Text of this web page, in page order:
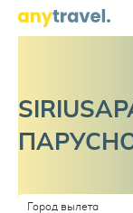
Город вылета